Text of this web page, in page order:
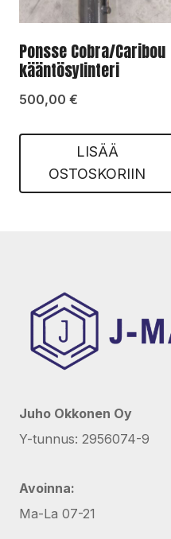
Ponsse Cobra/Caribou
kääntösylinteri
500,00 €
LISÄÄ
OSTOSKORIIN
Juho Okkonen Oy
Y-tunnus: 2956074-9
Avoinna:
Ma-La 07-21